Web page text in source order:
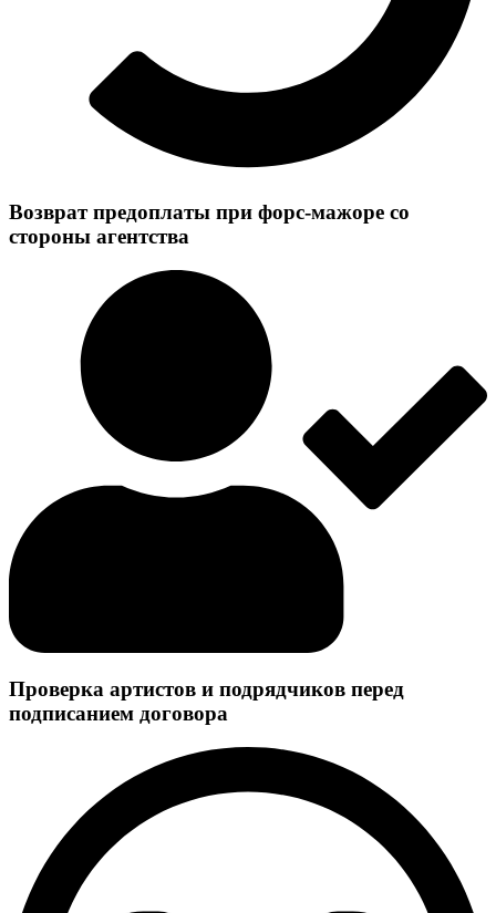
Возврат предоплаты при форс-мажоре со
стороны агентства
Проверка артистов и подрядчиков перед
подписанием договора